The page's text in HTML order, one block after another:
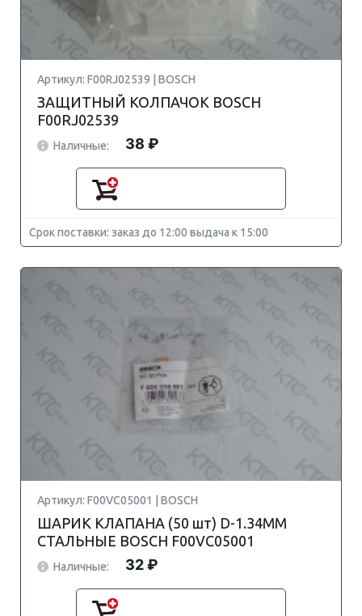
Артикул: F00RJ02539 | BOSCH
ЗАЩИТНЫЙ КОЛПАЧОК BOSCH
F00RJ02539
Наличные: 38 ₽
Срок поставки: заказ до 12:00 выдача к 15:00
Артикул: F00VC05001 | BOSCH
ШАРИК КЛАПАНА (50 шт) D-1.34MM
СТАЛЬНЫЕ BOSCH F00VC05001
Наличные: 32 ₽